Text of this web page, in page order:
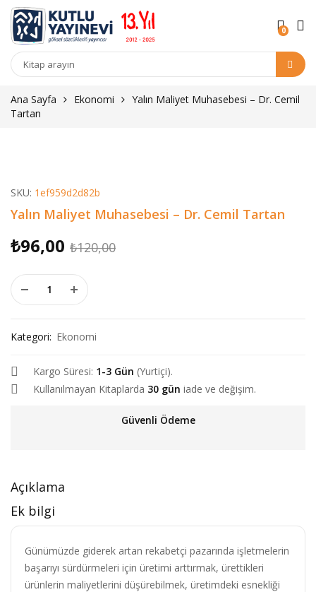
0
Kitap
Ana Sayfa
Ekonomi
Yalın Maliyet Muhasebesi – Dr. Cemil
Tartan
SKU: 1ef959d2d82b
Yalın Maliyet Muhasebesi – Dr. Cemil Tartan
₺120,00Orijinal
₺96,00
Şu
Yalın Maliyet Muhasebesi - Dr. Cemil Tartan adet
Kategori: Ekonomi
Kargo Süresi: 1-3 Gün (Yurtiçi).
Kullanılmayan Kitaplarda 30 gün iade ve değişim.
Güvenli Ödeme
Açıklama
Ek bilgi
Günümüzde giderek artan rekabetçi pazarında işletmelerin
başarıyı sürdürmeleri için üretimi arttırmak, ürettikleri
ürünlerin maliyetlerini düşürebilmek, üretimdeki esnekliği